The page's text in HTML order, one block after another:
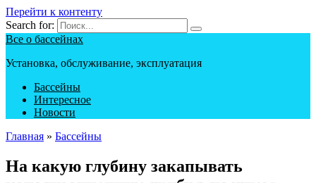
Перейти к контенту
Search for:
Все о бассейнах
Установка, обслуживание, эксплуатация
Бассейны
Интересное
Новости
Главная » Бассейны
На какую глубину закапывать